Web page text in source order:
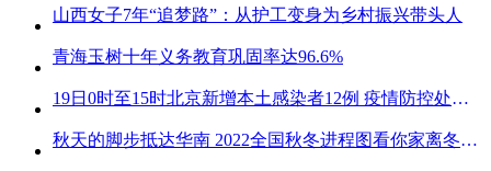
山西女子7年“追梦路”：从护工变身为乡村振兴带头人
青海玉树十年义务教育巩固率达96.6%
19日0时至15时北京新增本土感染者12例 疫情防控处关键时刻
秋天的脚步抵达华南 2022全国秋冬进程图看你家离冬天有多远